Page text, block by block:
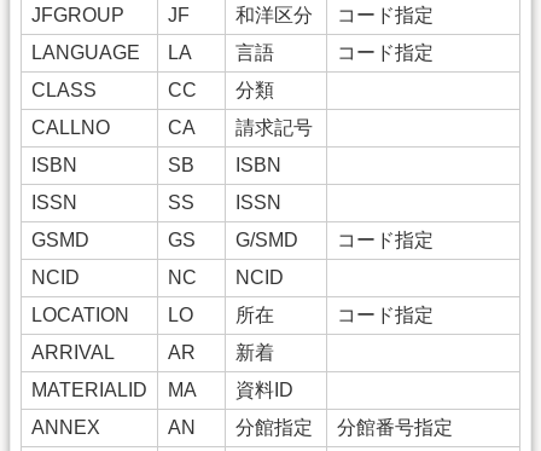
JFGROUP
JF 和洋区分
コード指定
LANGUAGE
LA 言語
コード指定
CLASS
CC
分類
CALLNO
CA
請求記号
ISBN
SB
ISBN
ISSN
SS
ISSN
GSMD
GS G/SMD
コード指定
NCID
NC
NCID
LOCATION
LO 所在
コード指定
ARRIVAL
AR
新着
MATERIALID
MA
資料ID
ANNEX
AN 分館指定
分館番号指定